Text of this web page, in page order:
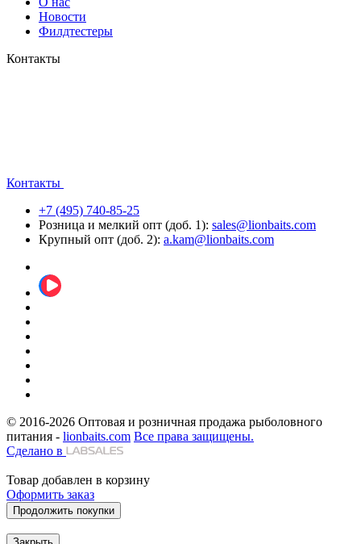
Новости
Филдтестеры
Контакты
Контакты
+7 (495) 740-85-25
Розница и мелкий опт (доб. 1): sales@lionbaits.com
Крупный опт (доб. 2): a.kam@lionbaits.com
© 2016-2026 Оптовая и розничная продажа рыболовного
питания - lionbaits.com Все права защищены.
Сделано в
Товар добавлен в корзину
Оформить заказ
Продолжить покупки